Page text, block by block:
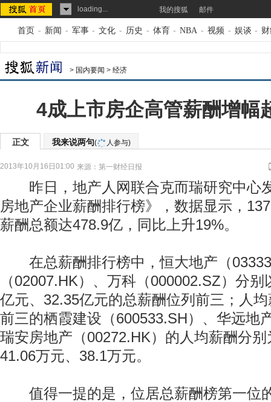
loading... 我的搜狐 邮件
首页 - 新闻 - 军事 - 文化 - 历史 - 体育 - NBA - 视频 - 娱谈 -
> 国内要闻 > 经济
4成上市房企高管薪酬增幅
正文 我来说两句( 人参与)
2013年10月16日01:00 来源： 第一财经日报
昨日，地产人网联合克而瑞研究中心
房地产企业薪酬排行榜》，数据显示，
薪酬总额达478.9亿，同比上升19%。
在总薪酬排行榜中，恒大地产（
（02007.HK）、万科（000002.SZ）分
亿元、32.35亿元的总薪酬位列前三；人
前三的栖霞建设（600533.SH）、华远地
瑞安房地产（00272.HK）的人均薪酬分
41.06万元、38.1万元。
值得一提的是，位居总薪酬榜第一位